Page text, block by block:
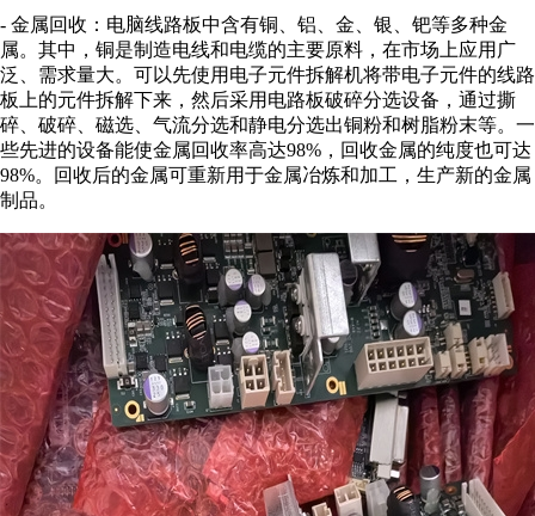
- 金属回收：电脑线路板中含有铜、铝、金、银、钯等多种金
属。其中，铜是制造电线和电缆的主要原料，在市场上应用广
泛、需求量大。可以先使用电子元件拆解机将带电子元件的线路
板上的元件拆解下来，然后采用电路板破碎分选设备，通过撕
碎、破碎、磁选、气流分选和静电分选出铜粉和树脂粉末等。一
些先进的设备能使金属回收率高达98%，回收金属的纯度也可达
98%。回收后的金属可重新用于金属冶炼和加工，生产新的金属
制品。